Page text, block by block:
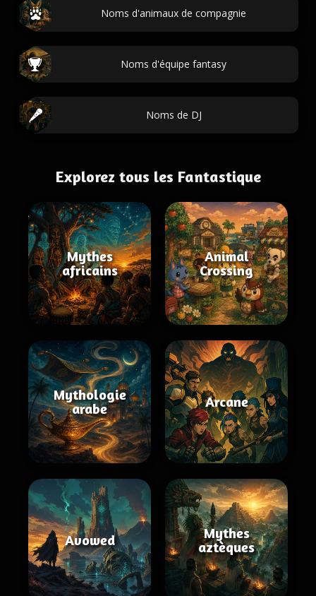
Noms d'animaux de compagnie
Noms d'équipe fantasy
Noms de DJ
Explorez tous les Fantastique
Mythes
africains
Animal
Crossing
Mythologie
arabe
Arcane
Avowed
Mythes
aztèques